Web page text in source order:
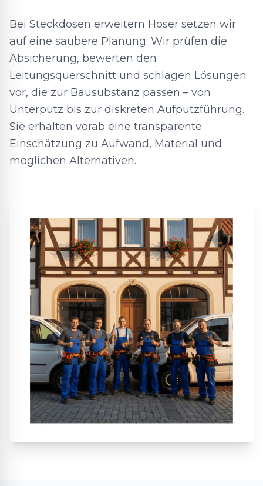
Bei Steckdosen erweitern Hoser setzen wir
auf eine saubere Planung: Wir prüfen die
Absicherung, bewerten den
Leitungsquerschnitt und schlagen Lösungen
vor, die zur Bausubstanz passen – von
Unterputz bis zur diskreten Aufputzführung.
Sie erhalten vorab eine transparente
Einschätzung zu Aufwand, Material und
möglichen Alternativen.